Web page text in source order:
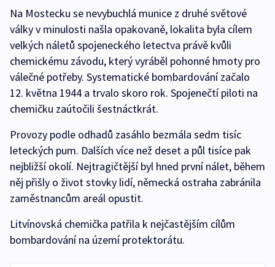
Na Mostecku se nevybuchlá munice z druhé světové
války v minulosti našla opakovaně, lokalita byla cílem
velkých náletů spojeneckého letectva právě kvůli
chemickému závodu, který vyráběl pohonné hmoty pro
válečné potřeby. Systematické bombardování začalo
12. května 1944 a trvalo skoro rok. Spojenečtí piloti na
chemičku zaútočili šestnáctkrát.
Provozy podle odhadů zasáhlo bezmála sedm tisíc
leteckých pum. Dalších více než deset a půl tisíce pak
nejbližší okolí. Nejtragičtější byl hned první nálet, během
něj přišly o život stovky lidí, německá ostraha zabránila
zaměstnancům areál opustit.
Litvínovská chemička patřila k nejčastějším cílům
bombardování na území protektorátu.